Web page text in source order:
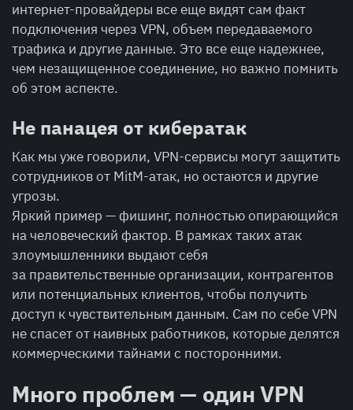
интернет-провайдеры все еще видят сам факт
подключения через VPN, объем передаваемого
трафика и другие данные. Это все еще надежнее,
чем незащищенное соединение, но важно помнить
об этом аспекте.
Не панацея от кибератак
Как мы уже говорили, VPN-сервисы могут защитить
сотрудников от MitM-атак, но остаются и другие
угрозы.
Яркий пример — фишинг, полностью опирающийся
на человеческий фактор. В рамках таких атак
злоумышленники выдают себя
за правительственные организации, контрагентов
или потенциальных клиентов, чтобы получить
доступ к чувствительным данным. Сам по себе VPN
не спасет от наивных работников, которые делятся
коммерческими тайнами с посторонними.
Много проблем — один VPN